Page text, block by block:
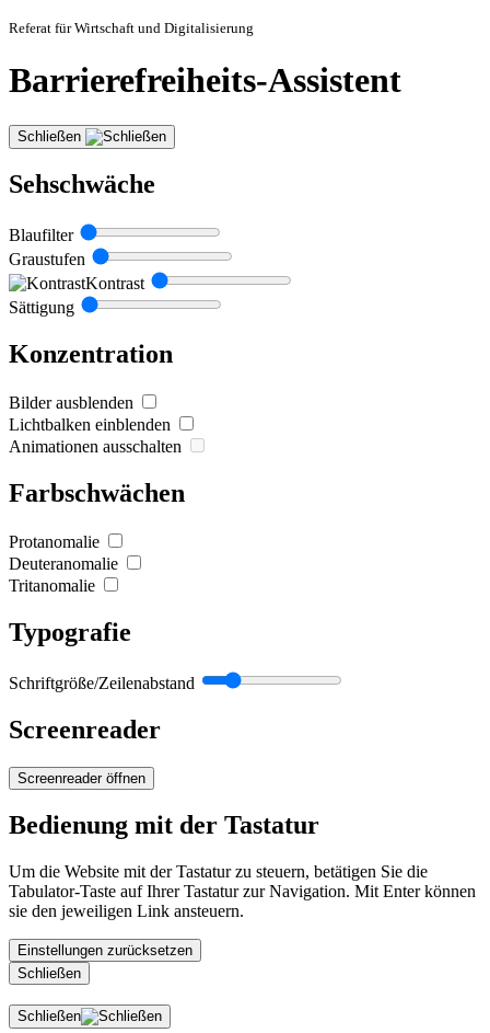
Referat für Wirtschaft und Digitalisierung
Barrierefreiheits-Assistent
Schließen
Sehschwäche
Blaufilter
Graustufen
Kontrast
Sättigung
Konzentration
Bilder ausblenden
Lichtbalken einblenden
Animationen ausschalten
Farbschwächen
Protanomalie
Deuteranomalie
Tritanomalie
Typografie
Schriftgröße/Zeilenabstand
Screenreader
Screenreader öffnen
Bedienung mit der Tastatur
Um die Website mit der Tastatur zu steuern, betätigen Sie die
Tabulator-Taste auf Ihrer Tastatur zur Navigation. Mit Enter können
sie den jeweiligen Link ansteuern.
Einstellungen zurücksetzen
Schließen
Schließen